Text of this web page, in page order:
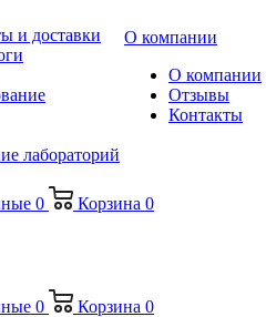
и доставки
лабораторий
О компании
О компании
Отзывы
Контакты
0 Корзина 0
0 Корзина 0